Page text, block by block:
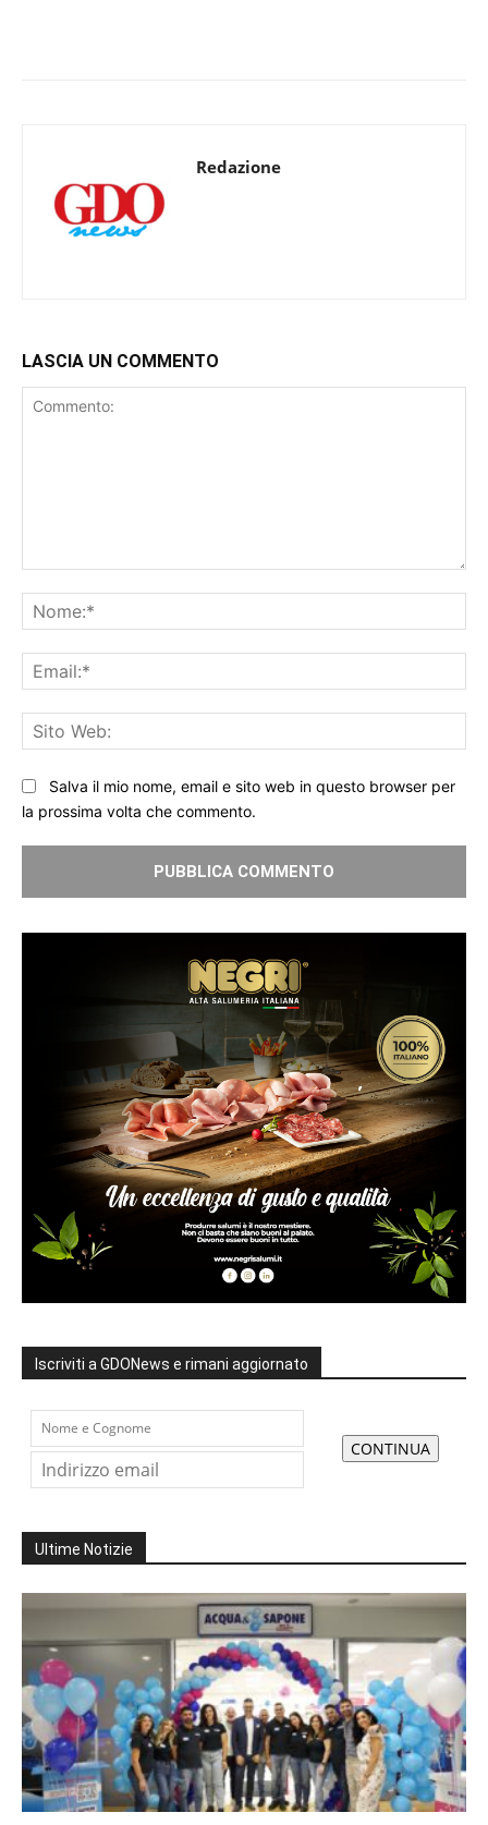
Redazione
LASCIA UN COMMENTO
Salva il mio nome, email e sito web in questo browser per
la prossima volta che commento.
Iscriviti a GDONews e rimani aggiornato
Ultime Notizie